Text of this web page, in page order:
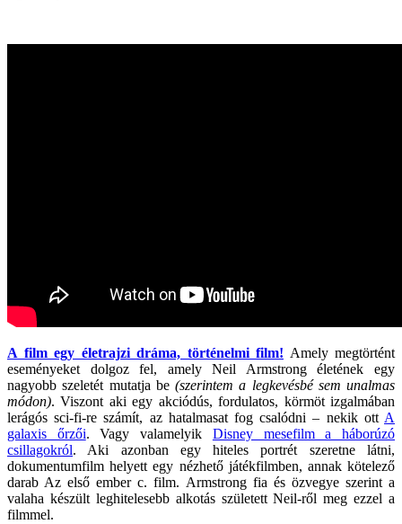
A film egy életrajzi dráma, történelmi film! Amely megtörtént
eseményeket dolgoz fel, amely Neil Armstrong életének egy
nagyobb szeletét mutatja be (szerintem a legkevésbé sem unalmas
módon). Viszont aki egy akciódús, fordulatos, körmöt izgalmában
lerágós sci-fi-re számít, az hatalmasat fog csalódni – nekik ott A
galaxis őrzői. Vagy valamelyik Disney mesefilm a háborúzó
csillagokról. Aki azonban egy hiteles portrét szeretne látni,
dokumentumfilm helyett egy nézhető játékfilmben, annak kötelező
darab Az első ember c. film. Armstrong fia és özvegye szerint a
valaha készült leghitelesebb alkotás született Neil-ről meg ezzel a
filmmel.